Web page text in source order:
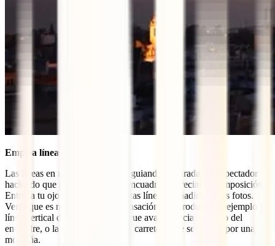
Emplea líneas guía
Las líneas en una fotografía van guiando la mirada del espectador
haciendo que pueda recorrer el encuadre y apreciar la composición.
Entrena tu ojo para identificar estas líneas y añadirlas a tus fotos.
Verás que es muy diferente la sensación que produce por ejemplo la
línea vertical de una vía de tren que avanza hacia el fondo del
encuadre, o la línea curva de una carretera que serpentea por una
montaña.